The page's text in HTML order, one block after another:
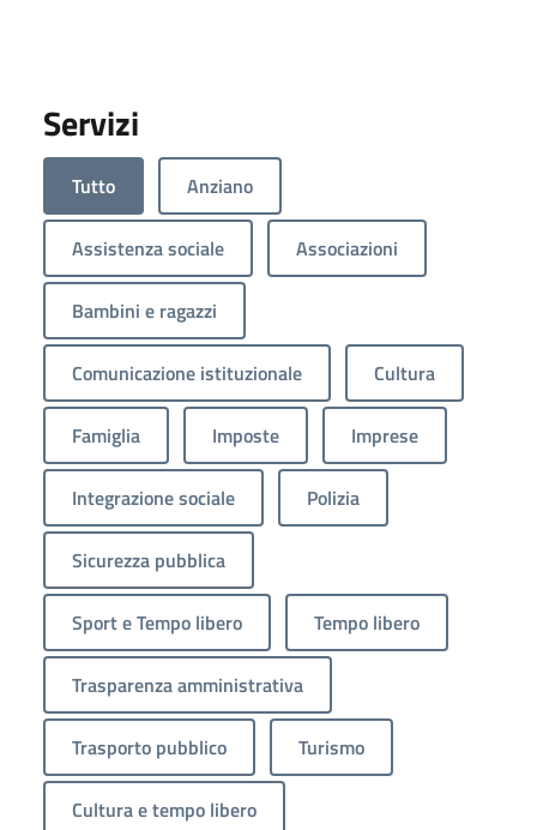
Servizi
Tutto Anziano
Assistenza sociale Associazioni
Bambini e ragazzi
Comunicazione istituzionale Cultura
Famiglia Imposte Imprese
Integrazione sociale Polizia
Sicurezza pubblica
Sport e Tempo libero Tempo libero
Trasparenza amministrativa
Trasporto pubblico Turismo
Cultura e tempo libero